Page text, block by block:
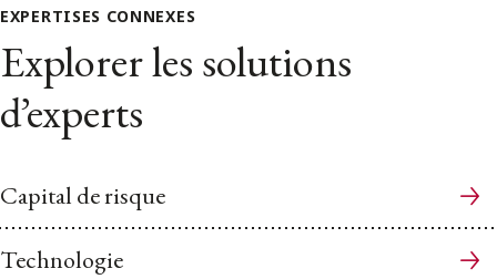
EXPERTISES CONNEXES
Explorer les solutions
d’experts
Capital de risque
Technologie